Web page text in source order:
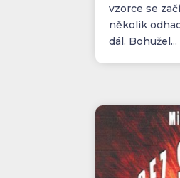
vzorce se
několik
dál. Bohužel...